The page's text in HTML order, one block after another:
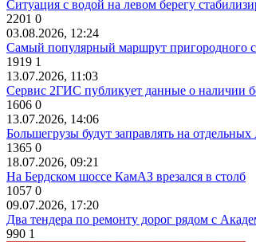
Ситуация с водой на левом берегу
2201 0
03.08.2026, 12:24
Самый популярный маршрут пригородного
1919 1
13.07.2026, 11:03
Сервис 2ГИС публикует данные о наличии
1606 0
13.07.2026, 14:06
Большегрузы будут заправлять на
1365 0
18.07.2026, 09:21
На Бердском шоссе КамАЗ врезался в столб
1057 0
09.07.2026, 17:20
Два тендера по ремонту дорог рядом с
990 1